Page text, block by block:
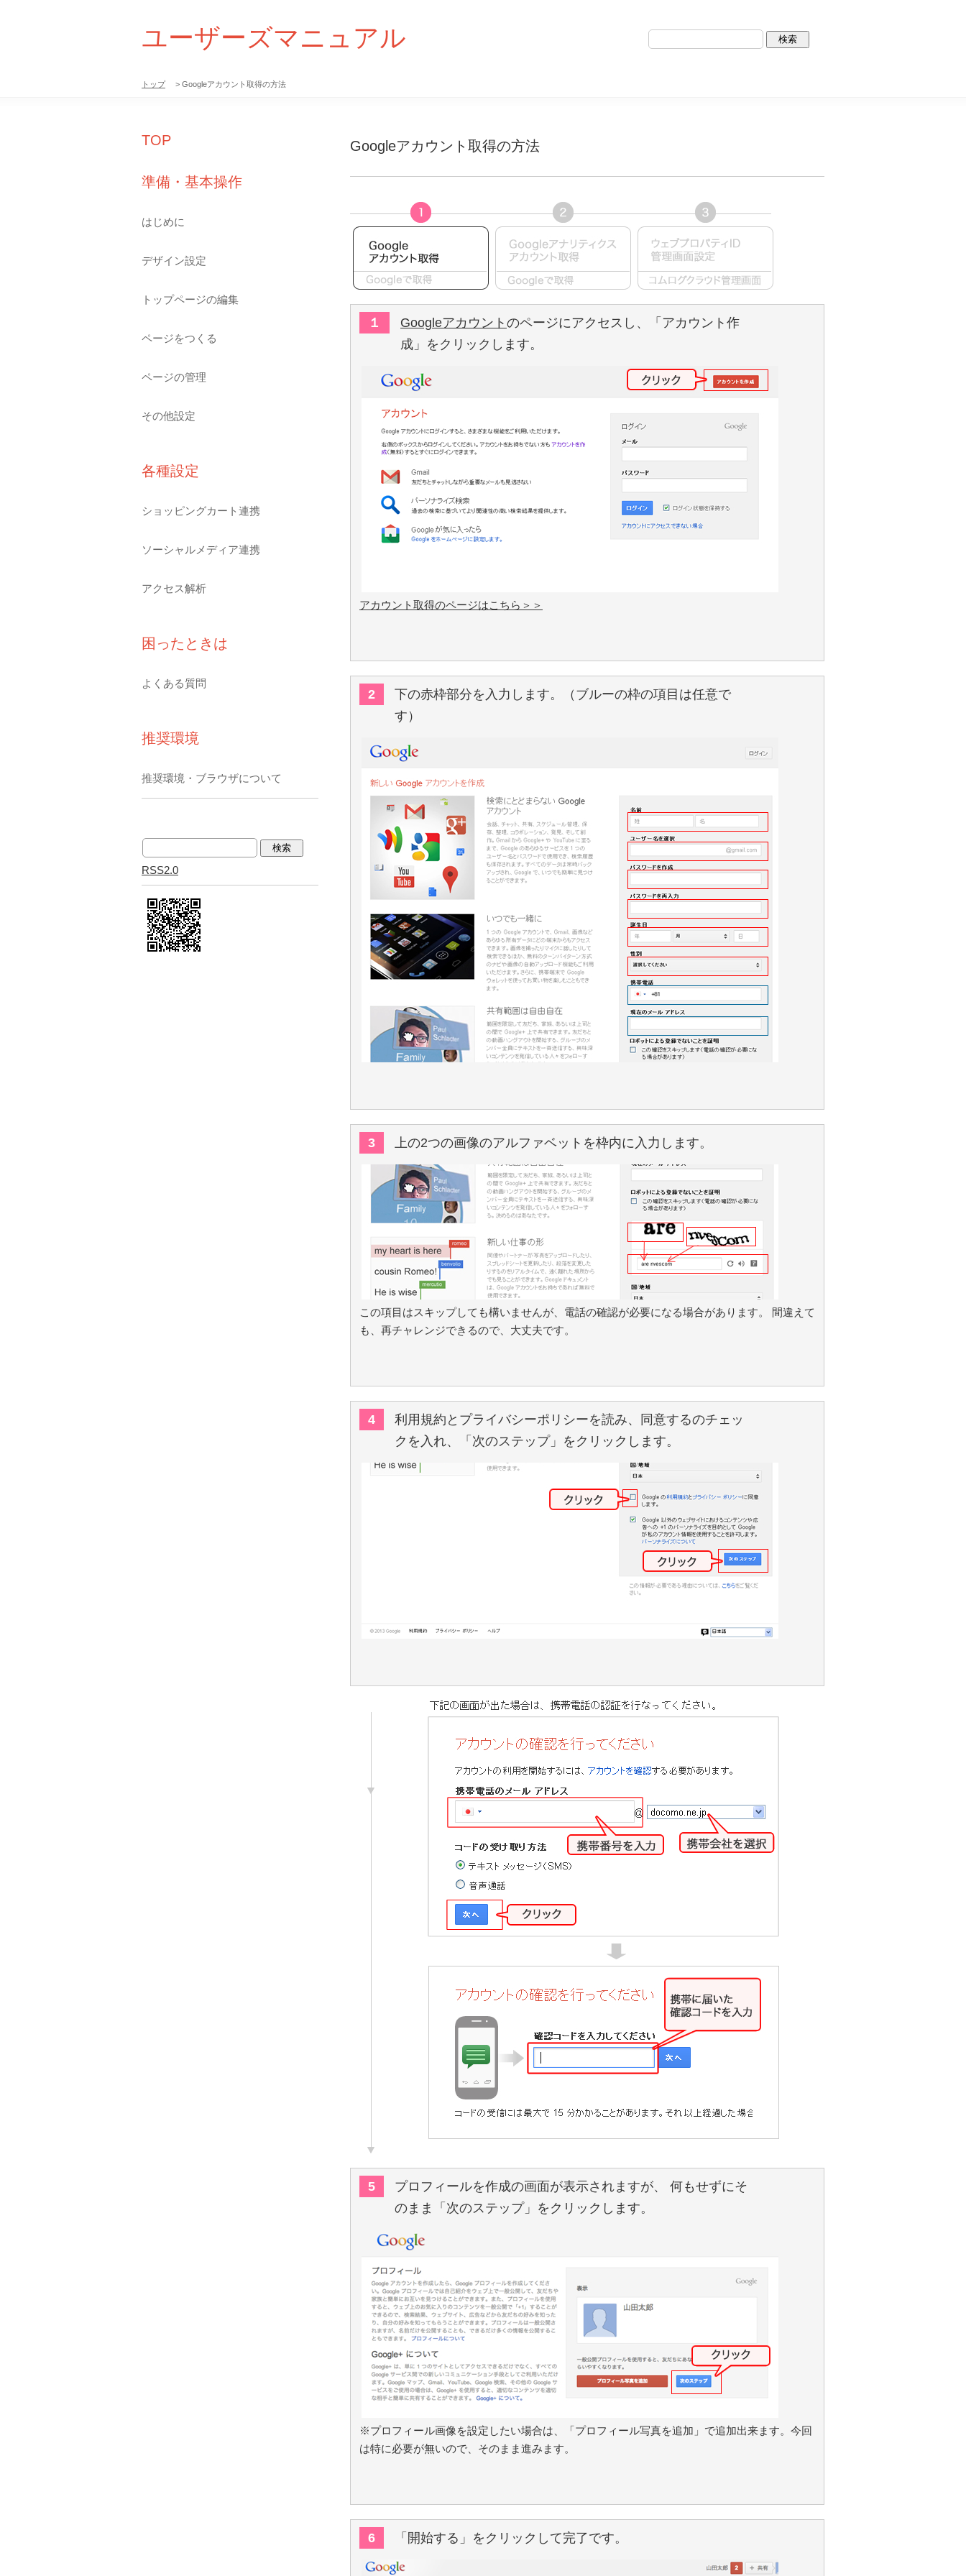
ユーザーズマニュアル
トップ > Googleアカウント取得の方法
TOP
準備・基本操作
はじめに
デザイン設定
トップページの編集
ページをつくる
ページの管理
その他設定
各種設定
ショッピングカート連携
ソーシャルメディア連携
アクセス解析
困ったときは
よくある質問
推奨環境
推奨環境・ブラウザについて
RSS2.0
Googleアカウント取得の方法
１ Googleアカウント のページにアクセスし、「アカウント作
成」をクリックします。
アカウント取得のページはこちら＞＞
2
下の赤枠部分を入力します。（ブルーの枠の項目は任意で
す）
3 上の2つの画像のアルファベットを枠内に入力します。
この項目はスキップしても構いませんが、電話の確認が必要になる場合があります。 間違えて
も、再チャレンジできるので、大丈夫です。
4
利用規約とプライバシーポリシーを読み、同意するのチェッ
クを入れ、「次のステップ」をクリックします。
5
プロフィールを作成の画面が表示されますが、 何もせずにそ
のまま「次のステップ」をクリックします。
※プロフィール画像を設定したい場合は、「プロフィール写真を追加」で追加出来ます。今回
は特に必要が無いので、そのまま進みます。
6 「開始する」をクリックして完了です。